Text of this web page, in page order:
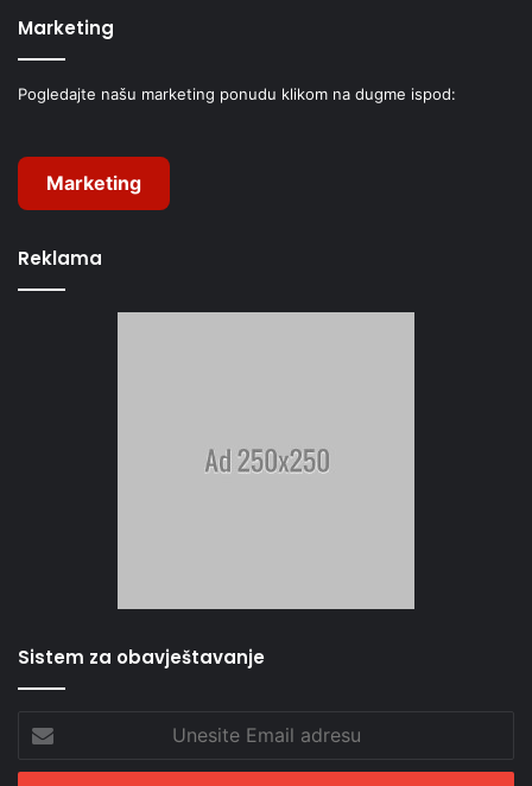
Marketing
Pogledajte našu marketing ponudu klikom na dugme ispod:
Marketing
Reklama
Sistem za obavještavanje
Unesite
Email
adresu